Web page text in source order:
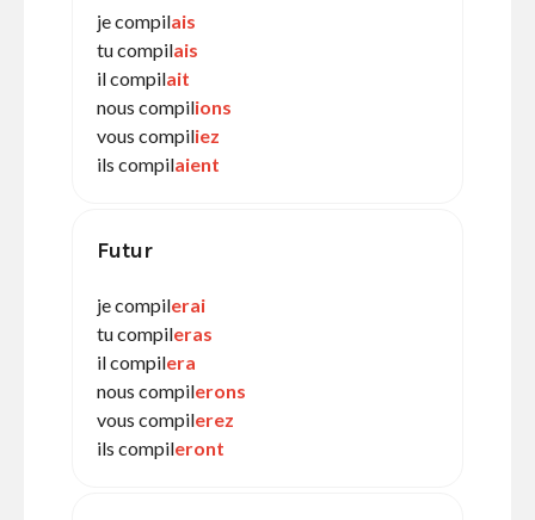
je compilais
tu compilais
il compilait
nous compilions
vous compiliez
ils compilaient
Futur
je compilerai
tu compileras
il compilera
nous compilerons
vous compilerez
ils compileront